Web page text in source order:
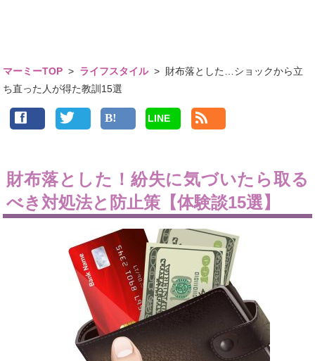
マーミーTOP > ライフスタイル> 財布落とした…ショックから立
ち直った人が得た教訓15選
LINE
財布落とした！紛失に気づいたら取る
べき対処法と防止策【体験談15選】